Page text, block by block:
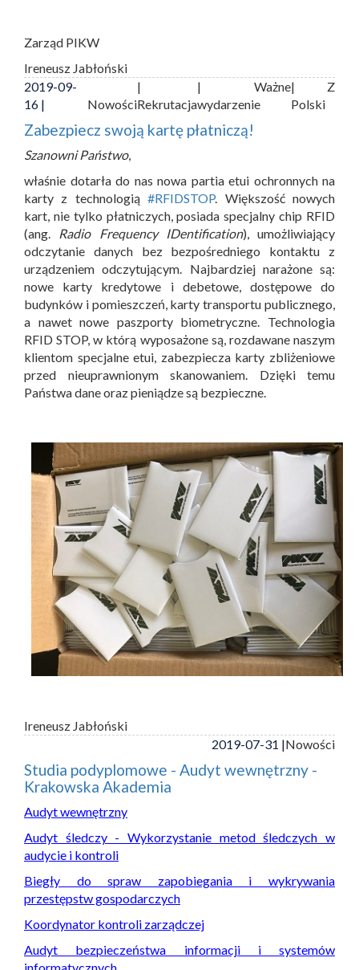
Zarząd PIKW
Ireneusz Jabłoński
2019-09-
16 |
Nowości
|
Rekrutacja
| Ważne
wydarzenie
| Z
Polski
Zabezpiecz swoją kartę płatniczą!
Szanowni Państwo,
właśnie dotarła do nas nowa partia etui ochronnych na
karty z technologią#RFIDSTOP. Większość nowych
kart, nie tylko płatniczych, posiada specjalny chip RFID
(ang. Radio Frequency IDentification), umożliwiający
odczytanie danych bez bezpośredniego kontaktu z
urządzeniem odczytującym. Najbardziej narażone są:
nowe karty kredytowe i debetowe, dostępowe do
budynków i pomieszczeń, karty transportu publicznego,
a nawet nowe paszporty biometryczne. Technologia
RFID STOP, w którą wyposażone są, rozdawane naszym
klientom specjalne etui, zabezpiecza karty zbliżeniowe
przed nieuprawnionym skanowaniem. Dzięki temu
Państwa dane oraz pieniądze są bezpieczne.
Ireneusz Jabłoński
2019-07-31 |Nowości
Studia podyplomowe - Audyt wewnętrzny -
Krakowska Akademia
Audyt wewnętrzny
Audyt śledczy - Wykorzystanie metod śledczych w
audycie i kontroli
Biegły do spraw zapobiegania i wykrywania
przestępstw gospodarczych
Koordynator kontroli zarządczej
Audyt bezpieczeństwa informacji i systemów